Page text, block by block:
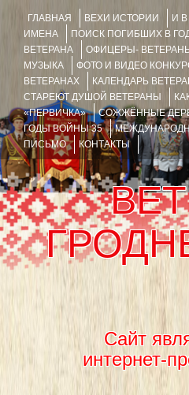
ГЛАВНАЯ ВЕХИ ИСТОРИИ
И
ИМЕНА
ПОИСК ПОГИБШИХ В
ВЕТЕРАНА
ОФИЦЕРЫ-
МУЗЫКА
ФОТО И ВИДЕО
ВЕТЕРАНАХ
КАЛЕНДАРЬ
СТАРЕЮТ ДУШОЙ ВЕТЕРАНЫ
«ПЕРВИЧКА»
СОЖЖЁННЫЕ
ГОДЫ ВОЙНЫ 35
ПИСЬМО
КОНТАКТЫ
Сайт
интернет-